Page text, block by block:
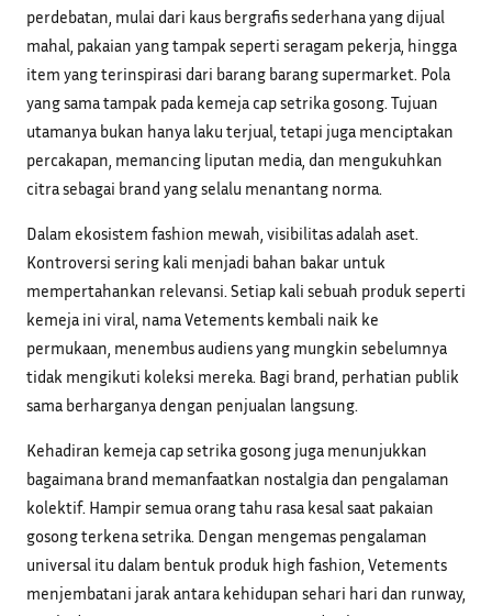
perdebatan, mulai dari kaus bergrafis sederhana yang dijual
mahal, pakaian yang tampak seperti seragam pekerja, hingga
item yang terinspirasi dari barang barang supermarket. Pola
yang sama tampak pada kemeja cap setrika gosong. Tujuan
utamanya bukan hanya laku terjual, tetapi juga menciptakan
percakapan, memancing liputan media, dan mengukuhkan
citra sebagai brand yang selalu menantang norma.
Dalam ekosistem fashion mewah, visibilitas adalah aset.
Kontroversi sering kali menjadi bahan bakar untuk
mempertahankan relevansi. Setiap kali sebuah produk seperti
kemeja ini viral, nama Vetements kembali naik ke
permukaan, menembus audiens yang mungkin sebelumnya
tidak mengikuti koleksi mereka. Bagi brand, perhatian publik
sama berharganya dengan penjualan langsung.
Kehadiran kemeja cap setrika gosong juga menunjukkan
bagaimana brand memanfaatkan nostalgia dan pengalaman
kolektif. Hampir semua orang tahu rasa kesal saat pakaian
gosong terkena setrika. Dengan mengemas pengalaman
universal itu dalam bentuk produk high fashion, Vetements
menjembatani jarak antara kehidupan sehari hari dan runway,